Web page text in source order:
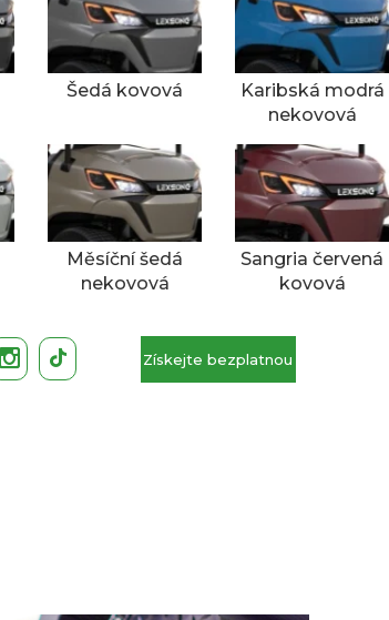
Šedá kovová
Karibská modrá
nekovová
Měsíční šedá
nekovová
Sangria červená
kovová
Získejte bezplatnou